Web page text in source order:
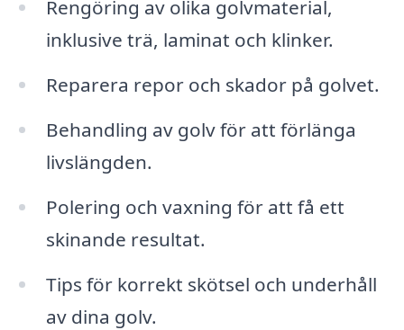
Rengöring av olika golvmaterial,
inklusive trä, laminat och klinker.
Reparera repor och skador på golvet.
Behandling av golv för att förlänga
livslängden.
Polering och vaxning för att få ett
skinande resultat.
Tips för korrekt skötsel och underhåll
av dina golv.